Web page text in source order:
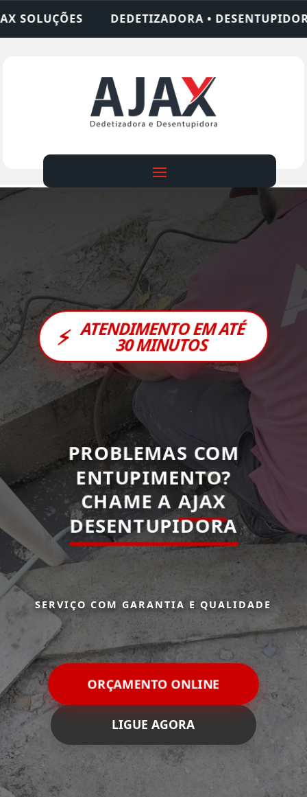
• DESENTUPIDORA • LIMPEZA DE
⚡ ATENDIMENTO EM ATÉ
30 MINUTOS
PROBLEMAS COM
ENTUPIMENTO?
CHAME A AJAX
DESENTUPIDORA
SERVIÇO COM GARANTIA E QUALIDADE
ORÇAMENTO ONLINE
LIGUE AGORA